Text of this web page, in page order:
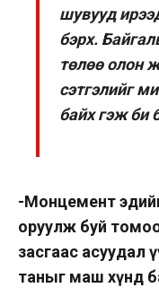
шувууд
бэрх.
төлөө олон
сэтгэлийг
байх гэж би
-Монцемент
оруулж буй
засгаас асуудал
таныг маш хүнд